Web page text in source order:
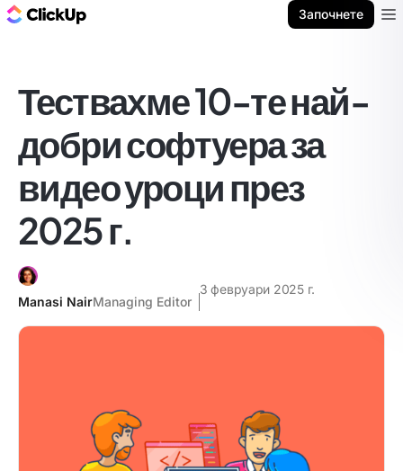
Започнете
Тествахме 10-те най-
добри софтуера за
видео уроци през
2025 г.
Manasi NairManaging Editor
3 февруари 2025 г.